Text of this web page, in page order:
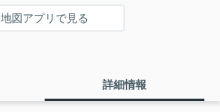
地図アプリで見る
詳細情報